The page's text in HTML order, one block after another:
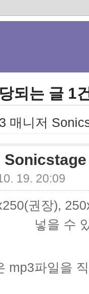
되는 글 1
매니저
19. 20:09
권장),
넣을 수
mp3파일을